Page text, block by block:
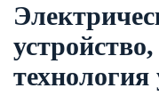
технология